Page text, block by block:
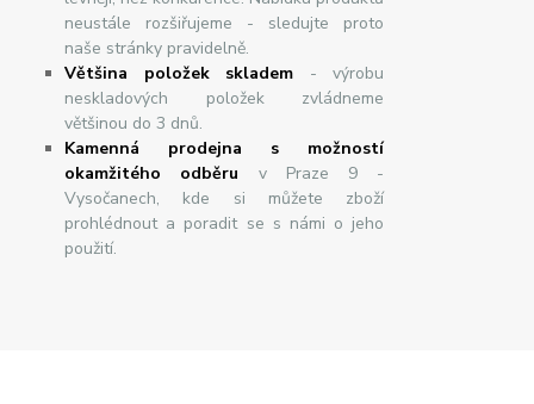
neustále rozšiřujeme - sledujte proto
naše stránky pravidelně.
Většina položek skladem - výrobu
neskladových položek zvládneme
většinou do 3 dnů.
Kamenná prodejna s možností
okamžitého odběru v Praze 9 -
Vysočanech, kde si můžete zboží
prohlédnout a poradit se s námi o jeho
použití.